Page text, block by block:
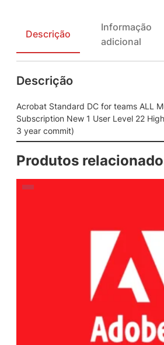
Descrição
Informação
adicional
Descrição
Acrobat Standard DC for teams ALL
Subscription New 1 User Level 22
3 year commit)
Produtos